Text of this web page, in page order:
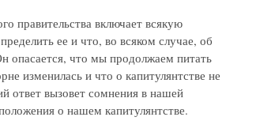
правительства включает всякую
ее и что, во всяком случае, об
опасается, что мы продолжаем питать
изменилась и что о капитулянтстве не
ответ вызовет сомнения в нашей
о нашем капитулянтстве.